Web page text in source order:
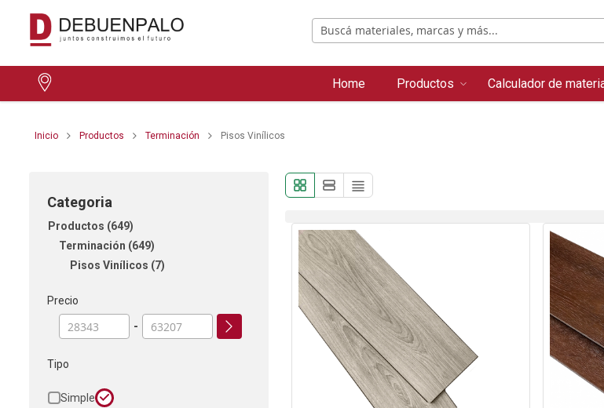
Home Productos Calculador de
Inicio Productos Terminación Pisos Vinílicos
Categoria
Productos
649
Terminación
649
Pisos Vinílicos
7
Precio
-
Tipo
Simple